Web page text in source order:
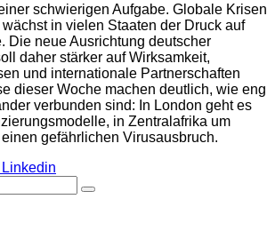
schwierigen Aufgabe. Globale Krisen
in vielen Staaten der Druck auf
Die neue Ausrichtung deutscher
daher stärker auf Wirksamkeit,
und internationale Partnerschaften
dieser Woche machen deutlich, wie eng
verbunden sind: In London geht es
in Zentralafrika um
gefährlichen Virusausbruch.
Linkedin